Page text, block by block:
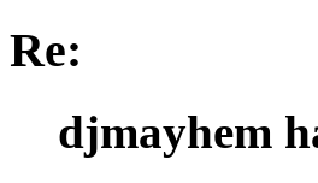
Re:
djmayhem